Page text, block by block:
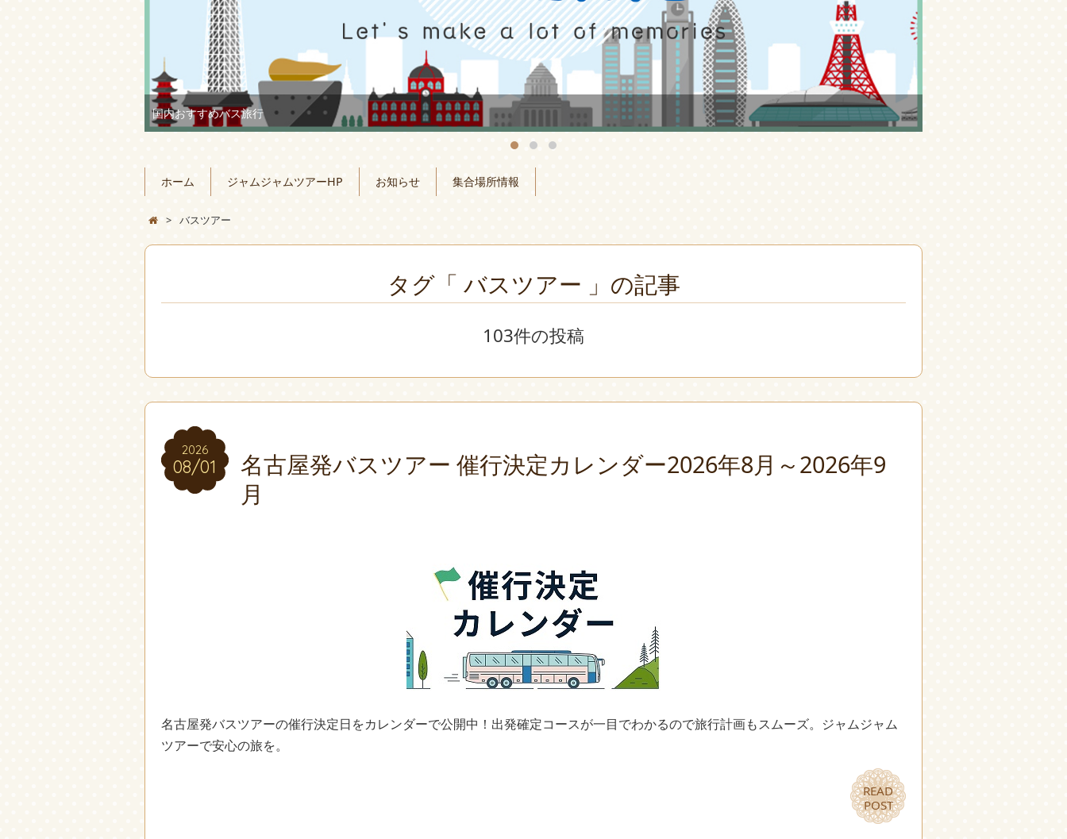
国内おすすめバス旅行
ホーム ジャムジャムツアーHP お知らせ 集合場所情報
> バスツアー
タグ「 バスツアー 」の記事
103件の投稿
2026
08/01
2026
08/01
名古屋発バスツアー 催行決定カレンダー2026年8月～2026年9
月
名古屋発バスツアーの催行決定日をカレンダーで公開中！出発確定コースが一目でわかるので旅行計画もスムーズ。ジャムジャム
ツアーで安心の旅を。
READ
POST
READ
POST